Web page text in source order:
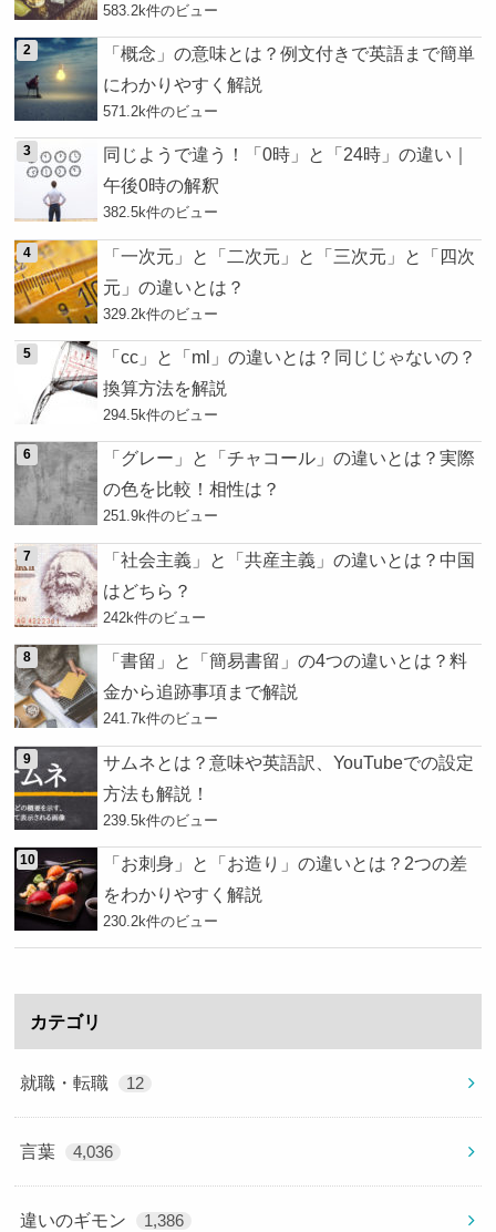
583.2k件のビュー
「概念」の意味とは？例文付きで英語まで簡単
にわかりやすく解説
571.2k件のビュー
同じようで違う！「0時」と「24時」の違い｜
午後0時の解釈
382.5k件のビュー
「一次元」と「二次元」と「三次元」と「四次
元」の違いとは？
329.2k件のビュー
「cc」と「ml」の違いとは？同じじゃないの？
換算方法を解説
294.5k件のビュー
「グレー」と「チャコール」の違いとは？実際
の色を比較！相性は？
251.9k件のビュー
「社会主義」と「共産主義」の違いとは？中国
はどちら？
242k件のビュー
「書留」と「簡易書留」の4つの違いとは？料
金から追跡事項まで解説
241.7k件のビュー
サムネとは？意味や英語訳、YouTubeでの設定
方法も解説！
239.5k件のビュー
「お刺身」と「お造り」の違いとは？2つの差
をわかりやすく解説
230.2k件のビュー
カテゴリ
就職・転職 12
言葉 4,036
違いのギモン 1,386